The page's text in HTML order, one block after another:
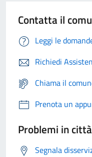
Contatta il
Leggi le
Richiedi
Chiama il
Prenota un
Problemi in città
Segnala